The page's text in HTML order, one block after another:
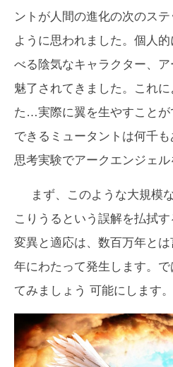
ントが人間の進化の次のス
ように思われました。個人
べる陰気なキャラクター、
魅了されてきました。これ
た…実際に翼を生やすこと
できるミュータントは何千
思考実験でアークエンジェル
まず、このような大規模
こりうるという誤解を払拭
変異と適応は、数百万年と
年にわたって発生します。で
てみましょう 可能にします。